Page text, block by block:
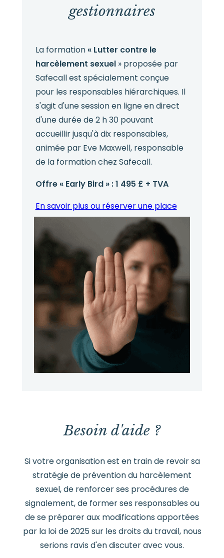
gestionnaires
La formation « Lutter contre le
harcèlement sexuel» proposée par
Safecall est spécialement conçue
pour les responsables hiérarchiques. Il
s'agit d'une session en ligne en direct
d'une durée de 2 h 30 pouvant
accueillir jusqu'à dix responsables,
animée par Eve Maxwell, responsable
de la formation chez Safecall.
Offre « Early Bird » : 1 495 £ + TVA
En savoir plus ou réserver une place
Besoin d'aide ?
Si votre organisation est en train de revoir sa
stratégie de prévention du harcèlement
sexuel, de renforcer ses procédures de
signalement, de former ses responsables ou
de se préparer aux modifications apportées
par la loi de 2025 sur les droits du travail, nous
serions ravis d'en discuter avec vous.